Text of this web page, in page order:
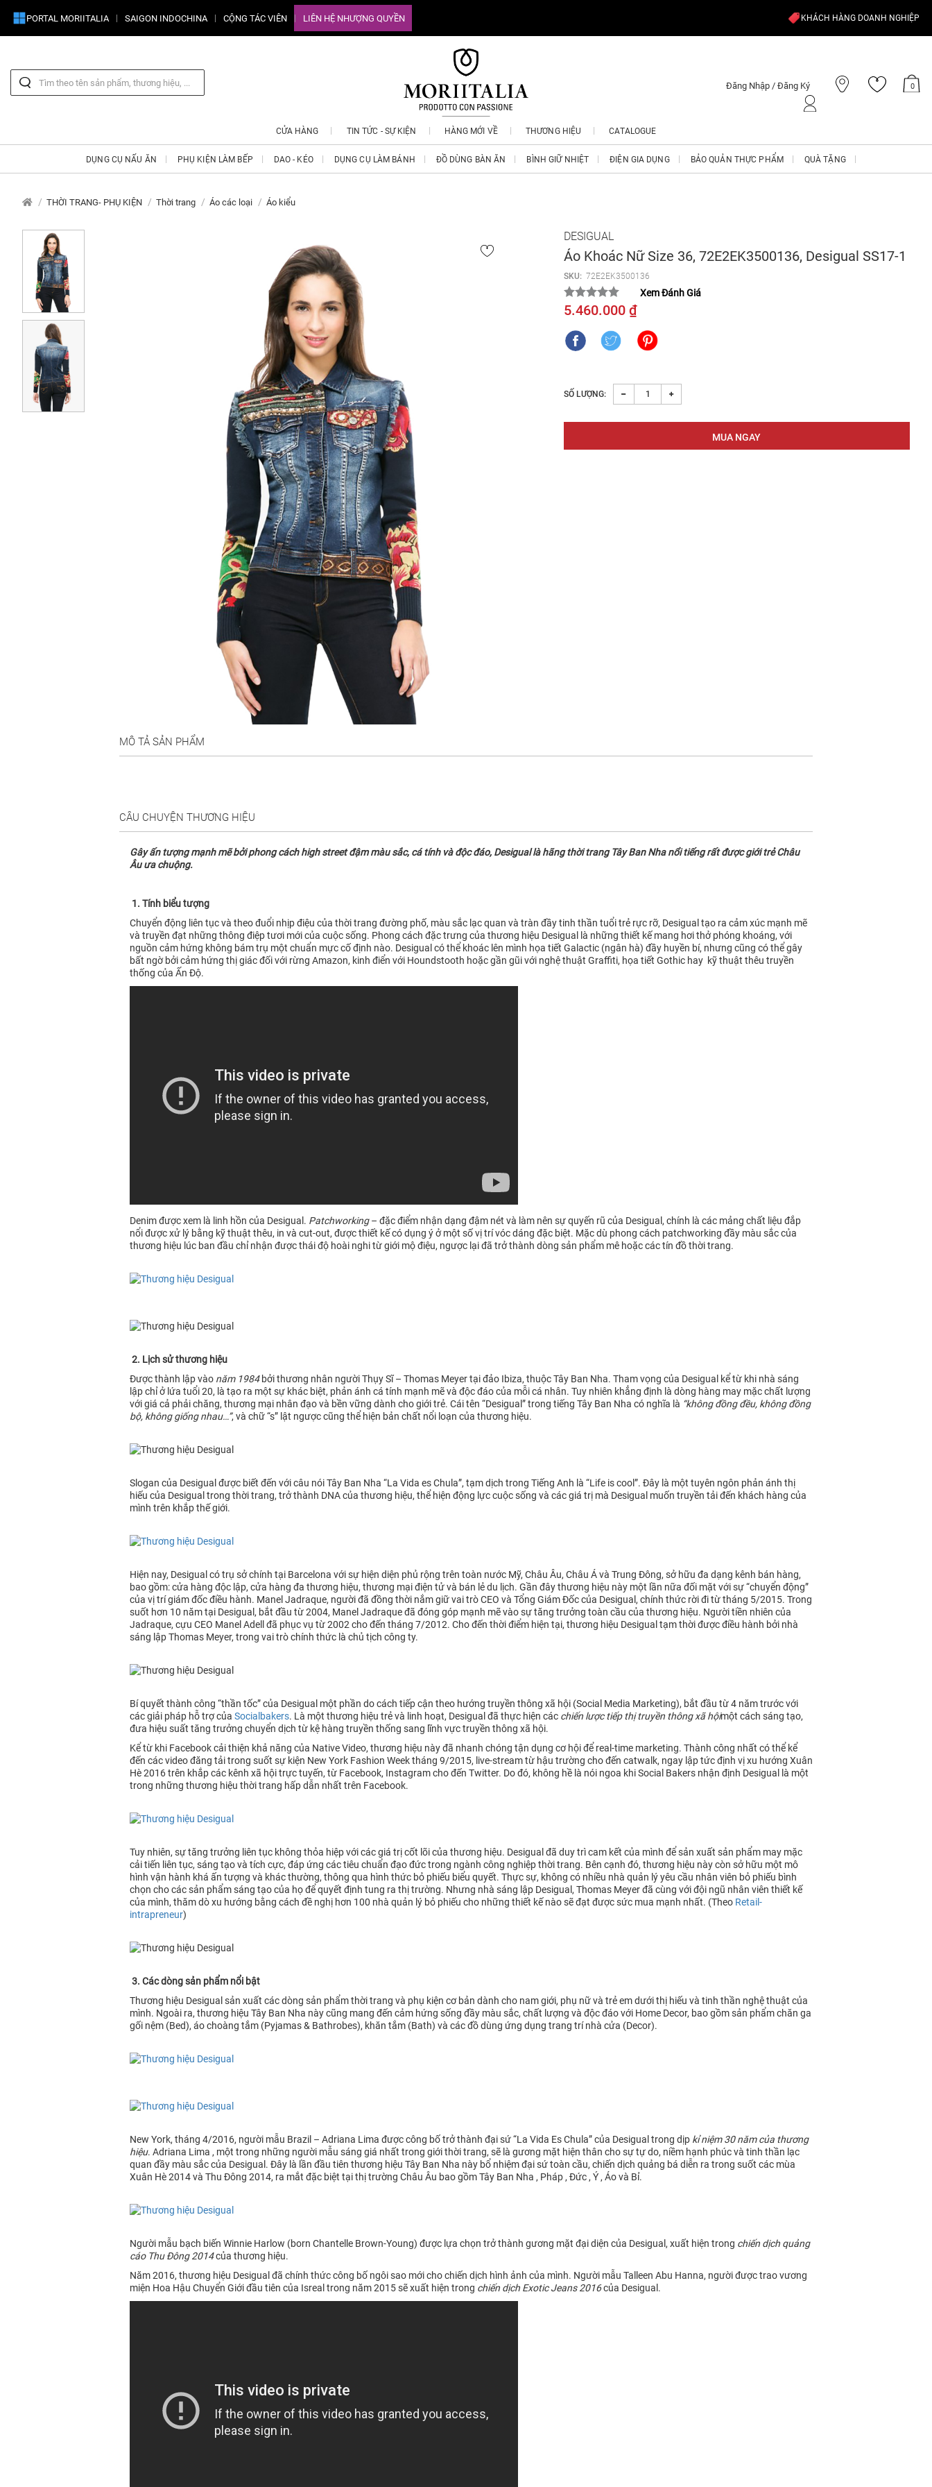
PORTAL MORIITALIA SAIGON INDOCHINA CỘNG TÁC VIÊN LIÊN HỆ NHƯỢNG QUYỀN KHÁCH HÀNG DOANH NGHIỆP
Đăng Nhập / Đăng Ký 0
CỬA HÀNG TIN TỨC - SỰ KIỆN HÀNG MỚI VỀ THƯƠNG HIỆU CATALOGUE
DỤNG CỤ NẤU ĂN PHỤ KIỆN LÀM BẾP DAO - KÉO DỤNG CỤ LÀM BÁNH ĐỒ DÙNG BÀN ĂN BÌNH GIỮ NHIỆT ĐIỆN GIA DỤNG BẢO QUẢN THỰC PHẨM QUÀ TẶNG
THỜI TRANG- PHỤ KIỆN Thời trang Áo các loại Áo kiểu
DESIGUAL
Áo Khoác Nữ Size 36, 72E2EK3500136, Desigual SS17-1
SKU: 72E2EK3500136
Xem Đánh Giá
5.460.000 ₫
SỐ LƯỢNG:
MÔ TẢ SẢN PHẨM
CÂU CHUYỆN THƯƠNG HIỆU
Gây ấn tượng mạnh mẽ bởi phong cách high street đậm màu sắc, cá tính và độc đáo, Desigual là hãng thời trang Tây Ban Nha nổi tiếng rất được giới trẻ Châu
Âu ưa chuộng.
1. Tính biểu tượng
Chuyển động liên tục và theo đuổi nhịp điệu của thời trang đường phố, màu sắc lạc quan và tràn đầy tinh thần tuổi trẻ rực rỡ, Desigual tạo ra cảm xúc mạnh mẽ
và truyền đạt những thông điệp tươi mới của cuộc sống. Phong cách đặc trưng của thương hiệu Desigual là những thiết kế mang hơi thở phóng khoáng, với
nguồn cảm hứng không bám trụ một chuẩn mực cố định nào. Desigual có thể khoác lên mình họa tiết Galactic (ngân hà) đầy huyền bí, nhưng cũng có thể gây
bất ngờ bởi cảm hứng thị giác đối với rừng Amazon, kinh điển với Houndstooth hoặc gần gũi với nghệ thuật Graffiti, họa tiết Gothic hay kỹ thuật thêu truyền
thống của Ấn Độ.
Denim được xem là linh hồn của Desigual. Patchworking– đặc điểm nhận dạng đậm nét và làm nên sự quyến rũ của Desigual, chính là các mảng chất liệu đắp
nổi được xử lý bằng kỹ thuật thêu, in và cut-out, được thiết kế có dụng ý ở một số vị trí vóc dáng đặc biệt. Mặc dù phong cách patchworking đầy màu sắc của
thương hiệu lúc ban đầu chỉ nhận được thái độ hoài nghi từ giới mộ điệu, ngược lại đã trở thành dòng sản phẩm mê hoặc các tín đồ thời trang.
2. Lịch sử thương hiệu
Được thành lập vào năm 1984bởi thương nhân người Thụy Sĩ – Thomas Meyer tại đảo Ibiza, thuộc Tây Ban Nha. Tham vọng của Desigual kể từ khi nhà sáng
lập chỉ ở lứa tuổi 20, là tạo ra một sự khác biệt, phản ánh cá tính mạnh mẽ và độc đáo của mỗi cá nhân. Tuy nhiên khẳng định là dòng hàng may mặc chất lượng
với giá cả phải chăng, thương mại nhân đạo và bền vững dành cho giới trẻ. Cái tên “Desigual” trong tiếng Tây Ban Nha có nghĩa là “không đồng đều, không đồng
bộ, không giống nhau…”, và chữ “s” lật ngược cũng thể hiện bản chất nổi loạn của thương hiệu.
Slogan của Desigual được biết đến với câu nói Tây Ban Nha “La Vida es Chula”, tạm dịch trong Tiếng Anh là “Life is cool”. Đây là một tuyên ngôn phản ánh thị
hiếu của Desigual trong thời trang, trở thành DNA của thương hiệu, thể hiện động lực cuộc sống và các giá trị mà Desigual muốn truyền tải đến khách hàng của
mình trên khắp thế giới.
Hiện nay, Desigual có trụ sở chính tại Barcelona với sự hiện diện phủ rộng trên toàn nước Mỹ, Châu Âu, Châu Á và Trung Đông, sở hữu đa dạng kênh bán hàng,
bao gồm: cửa hàng độc lập, cửa hàng đa thương hiệu, thương mại điện tử và bán lẻ du lịch. Gần đây thương hiệu này một lần nữa đối mặt với sự “chuyển động”
của vị trí giám đốc điều hành. Manel Jadraque, người đã đồng thời nắm giữ vai trò CEO và Tổng Giám Đốc của Desigual, chính thức rời đi từ tháng 5/2015. Trong
suốt hơn 10 năm tại Desigual, bắt đầu từ 2004, Manel Jadraque đã đóng góp mạnh mẽ vào sự tăng trưởng toàn cầu của thương hiệu. Người tiền nhiên của
Jadraque, cựu CEO Manel Adell đã phục vụ từ 2002 cho đến tháng 7/2012. Cho đến thời điểm hiện tại, thương hiệu Desigual tạm thời được điều hành bởi nhà
sáng lập Thomas Meyer, trong vai trò chính thức là chủ tịch công ty.
Bí quyết thành công “thần tốc” của Desigual một phần do cách tiếp cận theo hướng truyền thông xã hội (Social Media Marketing), bắt đầu từ 4 năm trước với
các giải pháp hỗ trợ của Socialbakers. Là một thương hiệu trẻ và linh hoạt, Desigual đã thực hiện các chiến lược tiếp thị truyền thông xã hộimột cách sáng tạo,
đưa hiệu suất tăng trưởng chuyển dịch từ kệ hàng truyền thống sang lĩnh vực truyền thông xã hội.
Kể từ khi Facebook cải thiện khả năng của Native Video, thương hiệu này đã nhanh chóng tận dụng cơ hội để real-time marketing. Thành công nhất có thể kể
đến các video đăng tải trong suốt sự kiện New York Fashion Week tháng 9/2015, live-stream từ hậu trường cho đến catwalk, ngay lập tức định vị xu hướng Xuân
Hè 2016 trên khắp các kênh xã hội trực tuyến, từ Facebook, Instagram cho đến Twitter. Do đó, không hề là nói ngoa khi Social Bakers nhận định Desigual là một
trong những thương hiệu thời trang hấp dẫn nhất trên Facebook.
Tuy nhiên, sự tăng trưởng liên tục không thỏa hiệp với các giá trị cốt lõi của thương hiệu. Desigual đã duy trì cam kết của mình để sản xuất sản phẩm may mặc
cải tiến liên tục, sáng tạo và tích cực, đáp ứng các tiêu chuẩn đạo đức trong ngành công nghiệp thời trang. Bên cạnh đó, thương hiệu này còn sở hữu một mô
hình vận hành khá ấn tượng và khác thường, thông qua hình thức bỏ phiếu biểu quyết. Thực sự, không có nhiều nhà quản lý yêu cầu nhân viên bỏ phiếu bình
chọn cho các sản phẩm sáng tạo của họ để quyết định tung ra thị trường. Nhưng nhà sáng lập Desigual, Thomas Meyer đã cùng với đội ngũ nhân viên thiết kế
của mình, thăm dò xu hướng bằng cách đề nghị hơn 100 nhà quản lý bỏ phiếu cho những thiết kế nào sẽ đạt được sức mua mạnh nhất. (Theo Retail-
intrapreneur)
3. Các dòng sản phẩm nổi bật
Thương hiệu Desigual sản xuất các dòng sản phẩm thời trang và phụ kiện cơ bản dành cho nam giới, phụ nữ và trẻ em dưới thị hiếu và tinh thần nghệ thuật của
mình. Ngoài ra, thương hiệu Tây Ban Nha này cũng mang đến cảm hứng sống đầy màu sắc, chất lượng và độc đáo với Home Decor, bao gồm sản phẩm chăn ga
gối nệm (Bed), áo choàng tắm (Pyjamas & Bathrobes), khăn tắm (Bath) và các đồ dùng ứng dụng trang trí nhà cửa (Decor).
New York, tháng 4/2016, người mẫu Brazil – Adriana Lima được công bố trở thành đại sứ “La Vida Es Chula” của Desigual trong dịp kỉ niệm 30 năm của thương
hiệu. Adriana Lima , một trong những người mẫu sáng giá nhất trong giới thời trang, sẽ là gương mặt hiện thân cho sự tự do, niềm hạnh phúc và tinh thần lạc
quan đầy màu sắc của Desigual. Đây là lần đầu tiên thương hiệu Tây Ban Nha này bổ nhiệm đại sứ toàn cầu, chiến dịch quảng bá diễn ra trong suốt các mùa
Xuân Hè 2014 và Thu Đông 2014, ra mắt đặc biệt tại thị trường Châu Âu bao gồm Tây Ban Nha , Pháp , Đức , Ý , Áo và Bỉ.
Người mẫu bạch biến Winnie Harlow (born Chantelle Brown-Young) được lựa chọn trở thành gương mặt đại diện của Desigual, xuất hiện trong chiến dịch quảng
cáo Thu Đông 2014của thương hiệu.
Năm 2016, thương hiệu Desigual đã chính thức công bố ngôi sao mới cho chiến dịch hình ảnh của mình. Người mẫu Talleen Abu Hanna, người được trao vương
miện Hoa Hậu Chuyển Giới đầu tiên của Isreal trong năm 2015 sẽ xuất hiện trong chiến dịch Exotic Jeans 2016của Desigual.